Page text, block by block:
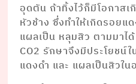
อุดตัน ถ้าทิ้งไว้ก็มีโอกาสเ
หัวช้าง ซึ่งทำให้เกิดรอย
แผลเป็น หลุมสิว ตามมาไ
CO2 รักษาจึงมีประโยชน์
แดงดำ และ แผลเป็นสิวใ